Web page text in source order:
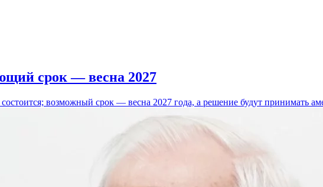
срок — весна 2027
возможный срок — весна 2027 года, а решение будут принимать